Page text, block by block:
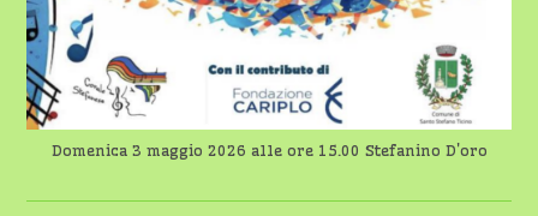
Domenica 3 maggio 2026 alle ore 15.00 Stefanino D'oro